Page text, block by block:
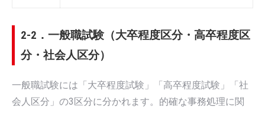
2-2．一般職試験（大卒程度区分・高卒程度区
分・社会人区分）
一般職試験には「大卒程度試験」「高卒程度試験」「社
会人区分」の3区分に分かれます。的確な事務処理に関